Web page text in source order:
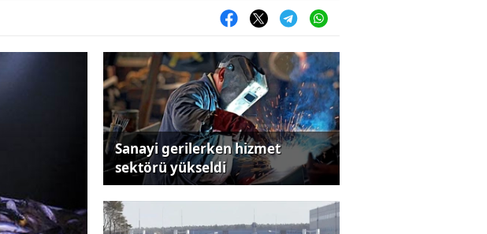
Sanayi gerilerken hizmet
sektörü yükseldi